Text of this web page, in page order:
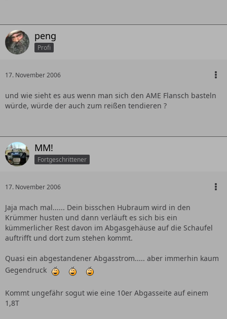
peng
Profi
17. November 2006
und wie sieht es aus wenn man sich den AME Flansch basteln
würde, würde der auch zum reißen tendieren ?
MM!
Fortgeschrittener
17. November 2006
Jaja mach mal...... Dein bisschen Hubraum wird in den
Krümmer husten und dann verläuft es sich bis ein
kümmerlicher Rest davon im Abgasgehäuse auf die Schaufel
auftrifft und dort zum stehen kommt.
Quasi ein abgestandener Abgasstrom..... aber immerhin kaum
Gegendruck
Kommt ungefähr sogut wie eine 10er Abgasseite auf einem
1,8T